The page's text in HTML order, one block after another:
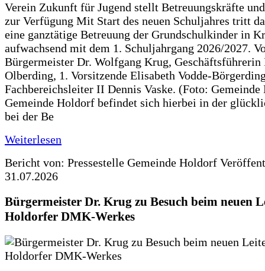
Verein Zukunft für Jugend stellt Betreuungskräfte
zur Verfügung Mit Start des neuen Schuljahres tritt
eine ganztätige Betreuung der Grundschulkinder in
aufwachsend mit dem 1. Schuljahrgang 2026/2027.
Bürgermeister Dr. Wolfgang Krug, Geschäftsführerin
Olberding, 1. Vorsitzende Elisabeth Vodde-
Fachbereichsleiter II Dennis Vaske. (Foto:
Gemeinde Holdorf befindet sich hierbei in der
bei der Be
Weiterlesen
Bericht von: Pressestelle Gemeinde Holdorf
31.07.2026
Bürgermeister Dr. Krug zu Besuch beim neuen
Holdorfer DMK-Werkes